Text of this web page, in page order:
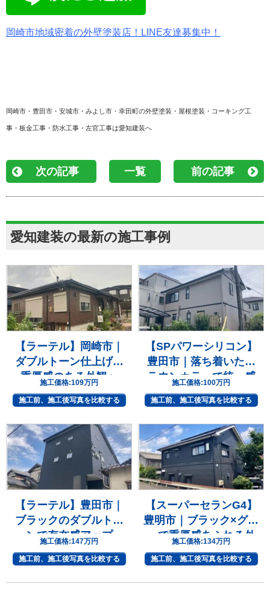
岡崎市地域密着の外壁塗装店！LINE友達募集中！
岡崎市・豊田市・安城市・みよし市・幸田町の外壁塗装・屋根塗装・コーキング工
事・板金工事・防水工事・左官工事は愛知建装へ
次の記事 一覧 前の記事
愛知建装の最新の施工事例
【ラーテル】岡崎市｜
ダブルトーン仕上げで
重厚感のある外観へ
施工価格:109万円
施工前、施工後写真を比較する
【SPパワーシリコン】
豊田市｜落ち着いたブ
ラウンカラーで統一感
のある住まいへ
施工価格:100万円
施工前、施工後写真を比較する
【ラーテル】豊田市｜
ブラックのダブルトー
ンで存在感アップ
施工価格:147万円
施工前、施工後写真を比較する
【スーパーセランG4】
豊明市｜ブラック×グレ
ーで重厚感あふれる外
観へ
施工価格:134万円
施工前、施工後写真を比較する